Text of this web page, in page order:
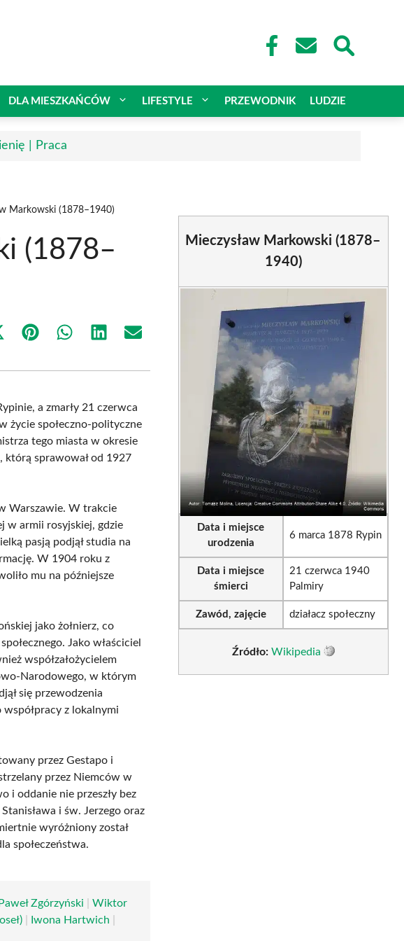
DLA MIESZKAŃCÓW LIFESTYLE PRZEWODNIK LUDZIE
| Praca
Markowski (1878–1940)
(1878–
Share Share Share Share
a zmarły 21 czerwca
życie społeczno-polityczne
tego miasta w okresie
którą sprawował od 1927
Warszawie. W trakcie
w armii rosyjskiej, gdzie
pasją podjął studia na
W 1904 roku z
mu na późniejsze
jako żołnierz, co
Jako właściciel
współzałożycielem
Narodowego, w którym
się przewodzenia
z lokalnymi
przez Gestapo i
przez Niemców w
i oddanie nie przeszły bez
i św. Jerzego oraz
wyróżniony został
społeczeństwa.
Zgórzyński |Wiktor
Iwona Hartwich
Mieczysław Markowski (1878–
1940)
Data i miejsce
urodzenia
6 marca 1878 Rypin
Data i miejsce
śmierci
21 czerwca 1940
Palmiry
Zawód, zajęcie działacz społeczny
Źródło: Wikipedia